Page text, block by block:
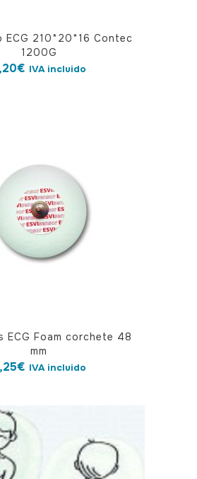
ECG 210*20*16 Contec
1200G
€ IVA incluido
ECG Foam corchete 48
mm
€ IVA incluido